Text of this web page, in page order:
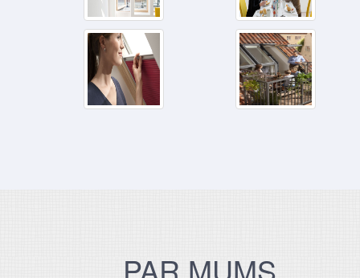
PAR MUMS